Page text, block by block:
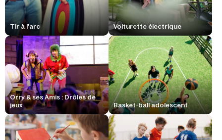
Tir à l'arc Voiturette électrique
Orry & ses Amis : Drôles de
jeux
Basket-ball adolescent